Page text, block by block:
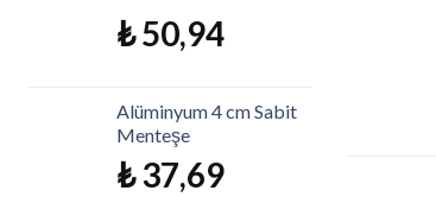
5 üzerinden
5.00oy aldı
₺50,94
Alüminyum 4 cm Sabit
Menteşe
₺37,69